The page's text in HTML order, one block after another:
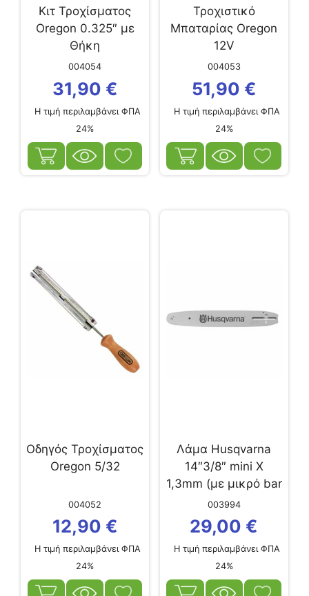
Κιτ Τροχίσματος
Oregon 0.325″ με
Θήκη
004054
31,90 €
Η τιμή περιλαμβάνει ΦΠΑ
24%
Τροχιστικό
Μπαταρίας Oregon
12V
004053
51,90 €
Η τιμή περιλαμβάνει ΦΠΑ
24%
Οδηγός Τροχίσματος
Oregon 5/32
004052
12,90 €
Η τιμή περιλαμβάνει ΦΠΑ
24%
Λάμα Husqvarna
14″3/8″ mini X
1,3mm (με μικρό bar
mount) για K095
T435
003994
29,00 €
Η τιμή περιλαμβάνει ΦΠΑ
24%